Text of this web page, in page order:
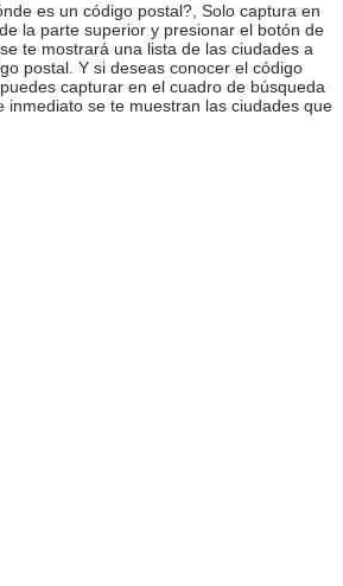
es un código postal?, Solo captura en
la parte superior y presionar el botón de
te mostrará una lista de las ciudades a
postal. Y si deseas conocer el código
capturar en el cuadro de búsqueda
inmediato se te muestran las ciudades que